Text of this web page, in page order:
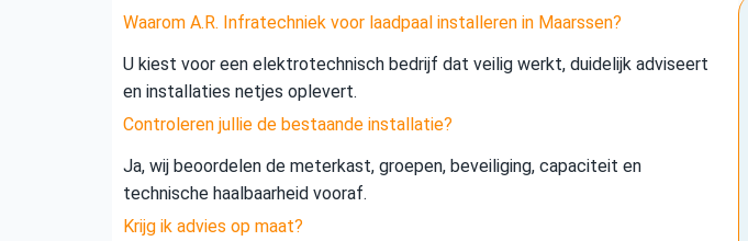
Waarom A.R. Infratechniek voor laadpaal installeren in Maarssen?
U kiest voor een elektrotechnisch bedrijf dat veilig werkt, duidelijk adviseert
en installaties netjes oplevert.
Controleren jullie de bestaande installatie?
Ja, wij beoordelen de meterkast, groepen, beveiliging, capaciteit en
technische haalbaarheid vooraf.
Krijg ik advies op maat?